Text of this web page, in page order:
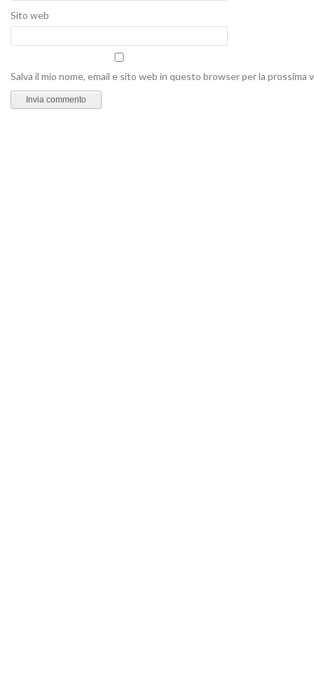
Sito web
Salva il mio nome, email e sito web in questo browser per la prossima